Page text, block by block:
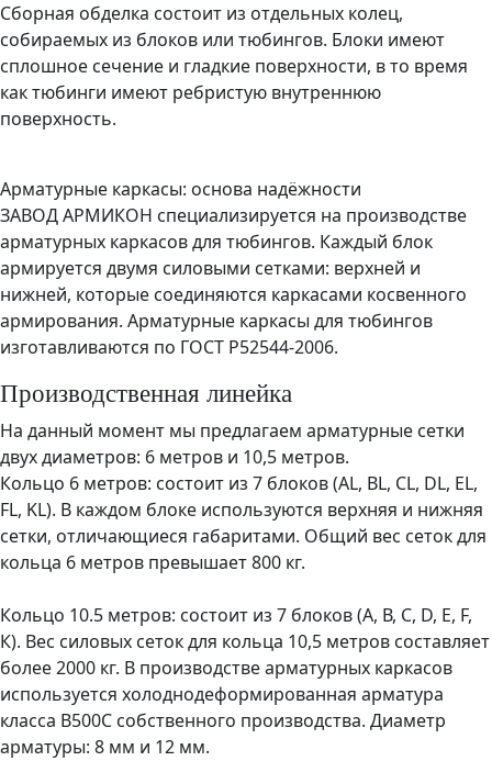
Сборная обделка состоит из отдельных колец,
собираемых из блоков или тюбингов. Блоки имеют
сплошное сечение и гладкие поверхности, в то время
как тюбинги имеют ребристую внутреннюю
поверхность.
Арматурные каркасы: основа надёжности
ЗАВОД АРМИКОН специализируется на производстве
арматурных каркасов для тюбингов. Каждый блок
армируется двумя силовыми сетками: верхней и
нижней, которые соединяются каркасами косвенного
армирования. Арматурные каркасы для тюбингов
изготавливаются по ГОСТ Р52544-2006.
Производственная линейка
На данный момент мы предлагаем арматурные сетки
двух диаметров: 6 метров и 10,5 метров.
Кольцо 6 метров: состоит из 7 блоков (AL, BL, CL, DL, EL,
FL, KL). В каждом блоке используются верхняя и нижняя
сетки, отличающиеся габаритами. Общий вес сеток для
кольца 6 метров превышает 800 кг.
Кольцо 10.5 метров: состоит из 7 блоков (А, В, С, D, Е, F,
К). Вес силовых сеток для кольца 10,5 метров составляет
более 2000 кг. В производстве арматурных каркасов
используется холоднодеформированная арматура
класса В500С собственного производства. Диаметр
арматуры: 8 мм и 12 мм.